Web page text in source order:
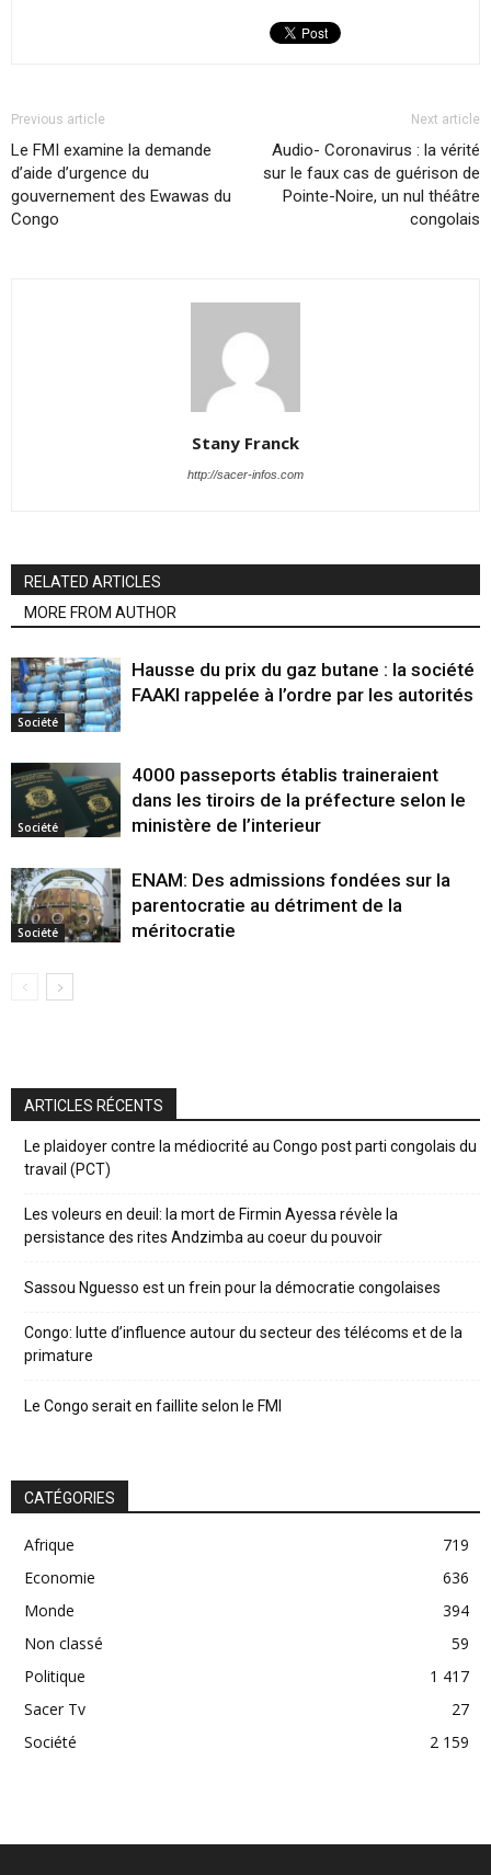
Previous article
Le FMI examine la demande
d’aide d’urgence du
gouvernement des Ewawas du
Congo
Next article
Audio- Coronavirus : la vérité
sur le faux cas de guérison de
Pointe-Noire, un nul théâtre
congolais
Stany Franck
http://sacer-infos.com
RELATED ARTICLES
MORE FROM AUTHOR
Société
Hausse du prix du gaz butane : la société
FAAKI rappelée à l’ordre par les autorités
Société
4000 passeports établis traineraient
dans les tiroirs de la préfecture selon le
ministère de l’interieur
Société
ENAM: Des admissions fondées sur la
parentocratie au détriment de la
méritocratie
ARTICLES RÉCENTS
Le plaidoyer contre la médiocrité au Congo post parti congolais du
travail (PCT)
Les voleurs en deuil: la mort de Firmin Ayessa révèle la
persistance des rites Andzimba au coeur du pouvoir
Sassou Nguesso est un frein pour la démocratie congolaises
Congo: lutte d’influence autour du secteur des télécoms et de la
primature
Le Congo serait en faillite selon le FMI
CATÉGORIES
Afrique
719
Economie
636
Monde
394
Non classé
59
Politique
1 417
Sacer Tv
27
Société
2 159